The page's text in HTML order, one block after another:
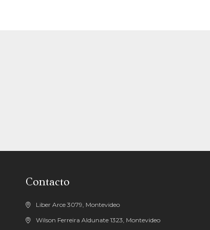
Contacto
Liber Arce 3079, Montevideo
Wilson Ferreira Aldunate 1323, Montevideo